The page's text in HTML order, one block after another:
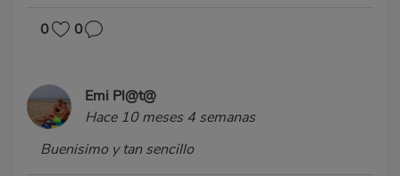
0 0
Emi Pl@t@
Hace 10 meses 4 semanas
Buenisimo y tan sencillo